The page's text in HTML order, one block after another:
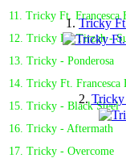
11. Tricky Ft.
12. Tricky Ft. Tirzah -
13. Tricky - Ponderosa
14. Tricky Ft. Francesca
15. Tricky - Black Steel
16. Tricky - Aftermath
17. Tricky - Overcome
1.Tricky
2.Tricky